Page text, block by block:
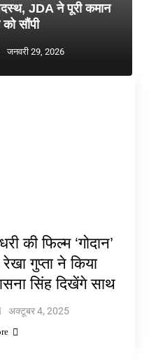
JDA ने पूरी कमान
सौंपी
जनवरी 29, 2026
की फिल्म ‘गोदान’
गुप्ता ने किया
सिंह दिखेंगे साथ
अक्टूबर 4, 2025